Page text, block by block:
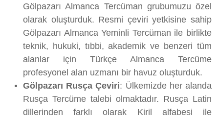
Gölpazarı Almanca Tercüman grubumuzu özel
olarak oluşturduk. Resmi çeviri yetkisine sahip
Gölpazarı Almanca Yeminli Tercüman ile birlikte
teknik, hukuki, tıbbi, akademik ve benzeri tüm
alanlar için Türkçe Almanca Tercüme
profesyonel alan uzmanı bir havuz oluşturduk.
Gölpazarı Rusça Çeviri: Ülkemizde her alanda
Rusça Tercüme talebi olmaktadır. Rusça Latin
dillerinden farklı olarak Kiril alfabesi ile